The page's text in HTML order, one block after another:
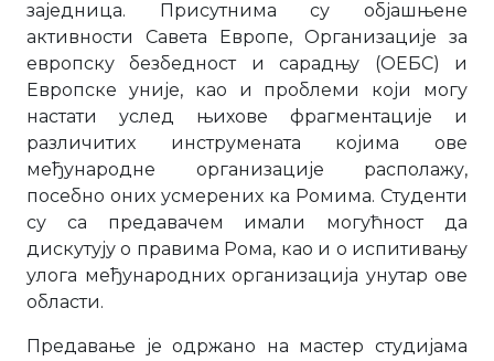
заједница. Присутнима су објашњене
активности Савета Европе, Организације за
европску безбедност и сарадњу (ОЕБС) и
Европске уније, као и проблеми који могу
настати услед њихове фрагментације и
различитих инструмената којима ове
међународне организације располажу,
посебно оних усмерених ка Ромима. Студенти
су са предавачем имали могућност да
дискутују о правима Рома, као и о испитивању
улога међународних организација унутар ове
области.
Предавање је одржано на мастер студијама